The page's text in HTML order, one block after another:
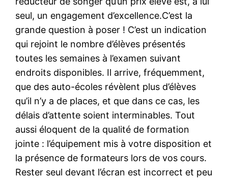
seul, un engagement d’excellence.C’est la
grande question à poser ! C’est un indication
qui rejoint le nombre d’élèves présentés
toutes les semaines à l’examen suivant
endroits disponibles. Il arrive, fréquemment,
que des auto-écoles révèlent plus d’élèves
qu’il n’y a de places, et que dans ce cas, les
délais d’attente soient interminables. Tout
aussi éloquent de la qualité de formation
jointe : l’équipement mis à votre disposition et
la présence de formateurs lors de vos cours.
Rester seul devant l’écran est incorrect et peu